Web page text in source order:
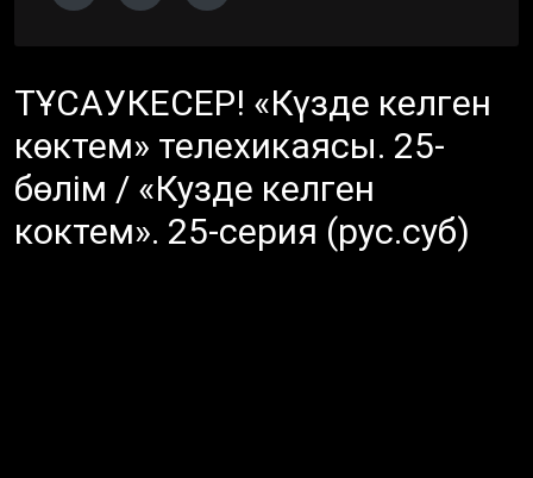
ТҰСАУКЕСЕР! «Күзде келген
көктем» телехикаясы. 25-
бөлім / «Кузде келген
коктем». 25-серия (рус.суб)